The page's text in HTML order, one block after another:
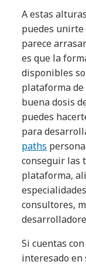
A estas
puedes unirte
parece
es que la
disponibles
plataforma
buena dosis
puedes
para
paths
conseguir las
plataforma,
consultores,
Si cuentas
interesado en